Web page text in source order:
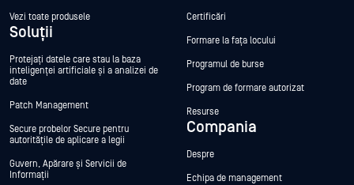
Vezi toate produsele
Soluții
Protejați datele care stau la baza
inteligenței artificiale și a analizei de
date
Patch Management
Secure probelor Secure pentru
autoritățile de aplicare a legii
Guvern, Apărare și Servicii de
Informații
Certificări
Formare la fața locului
Programul de burse
Program de formare autorizat
Resurse
Compania
Despre
Echipa de management